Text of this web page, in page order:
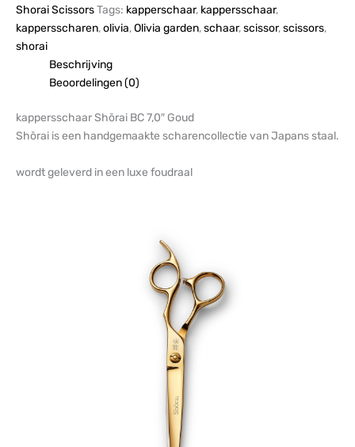
Shorai ScissorsTags: kapperschaar, kappersschaar,
kappersscharen,olivia,Olivia garden,schaar,scissor,scissors,
shorai
Beschrijving
Beoordelingen (0)
kappersschaar Shōrai BC 7,0″ Goud
Shōrai is een handgemaakte scharencollectie van Japans staal.
wordt geleverd in een luxe foudraal